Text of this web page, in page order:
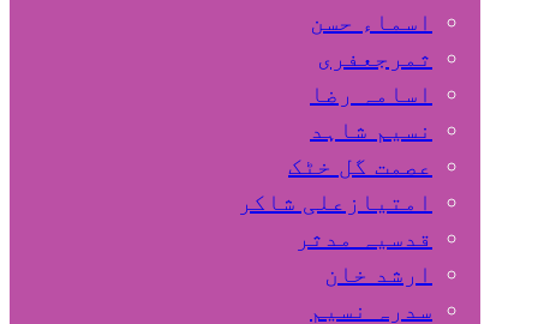
اسماء حسن
ثمرجعفری
اسامہ رضا
نسیم شاہد
عصمت گل خٹک
امتیازعلی شاکر
قدسیہ مدثر
ارشد خان
سدرہ نسیم